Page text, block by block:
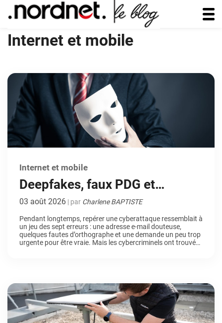
Internet et mobile
Internet et mobile
Deepfakes, faux PDG et
phishing IA : à quoi
ressemblera la cybermenace
de demain ?
03 août 2026 | par Charlene BAPTISTE
Pendant longtemps, repérer une cyberattaque ressemblait à
un jeu des sept erreurs : une adresse e-mail douteuse,
quelques fautes d’orthographe et une demande un peu trop
urgente pour être vraie. Mais les cybercriminels ont trouvé